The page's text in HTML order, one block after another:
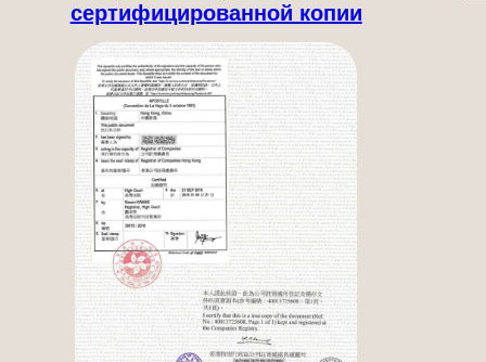
сертифицированной копии